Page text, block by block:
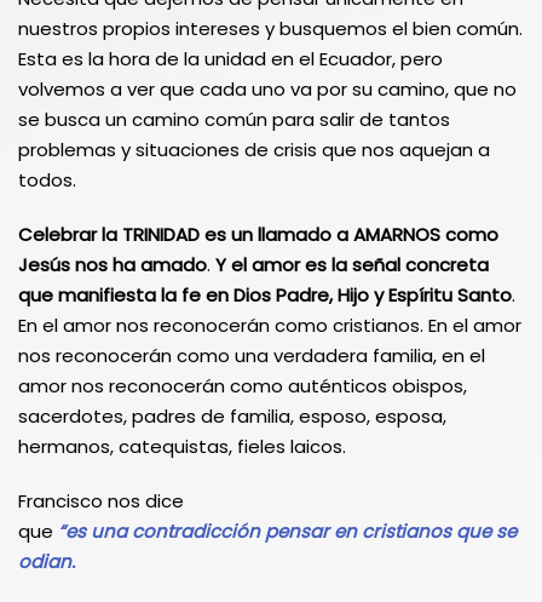
nuestros propios intereses y busquemos el bien común.
Esta es la hora de la unidad en el Ecuador, pero
volvemos a ver que cada uno va por su camino, que no
se busca un camino común para salir de tantos
problemas y situaciones de crisis que nos aquejan a
todos.
Celebrar la TRINIDAD es un llamado a AMARNOS como
Jesús nos ha amado. Yelamoreslaseñalconcreta
que manifiesta la fe en Dios Padre, Hijo y Espíritu Santo.
En el amor nos reconocerán como cristianos. En el amor
nos reconocerán como una verdadera familia, en el
amor nos reconocerán como auténticos obispos,
sacerdotes, padres de familia, esposo, esposa,
hermanos, catequistas, fieles laicos.
Francisco nos dice
que “es una contradicción pensar en cristianos que se
odian.